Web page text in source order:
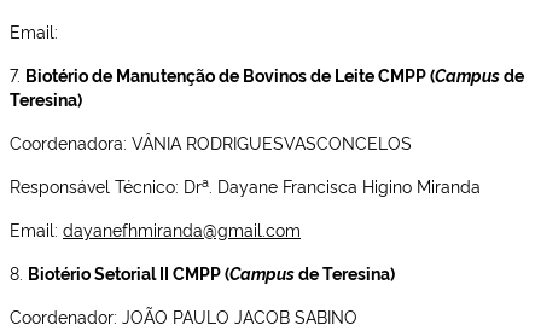
Email:
7. Biotério de Manutenção de Bovinos de Leite CMPP (Campusde
Teresina)
Coordenadora: VÂNIA RODRIGUESVASCONCELOS
Responsável Técnico: Dra . Dayane Francisca Higino Miranda
Email: dayanefhmiranda@gmail.com
8. Biotério Setorial II CMPP (Campusde Teresina)
Coordenador: JOÃO PAULO JACOB SABINO